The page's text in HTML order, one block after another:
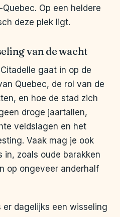
Op een heldere
deze plek ligt.
van de wacht
gaat in op de
Quebec, de rol van de
en hoe de stad zich
droge jaartallen,
veldslagen en het
Vaak mag je ook
in, zoals oude barakken
op ongeveer anderhalf
er dagelijks een wisseling